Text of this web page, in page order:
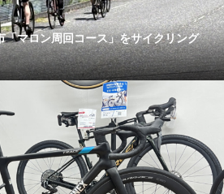
「マロン周回コース」をサイクリング